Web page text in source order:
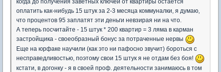
оплатить как-нибудь 15 штук за 2-3 месяца коммуналки, я думаю,
что процентов 95 заплатят эти деньги невзирая ни на что.
А теперь посчитайте - 15 штук * 200 квартир = 3 ляма в карман
застройщика - своеобразный бонус за потраченные нервы
Еще на юрфаке научили (как это ни пафосно звучит) бороться с
несправедливостью, поэтому свои 15 штук я не отдам без боя!
кстати, в догонку - я в своей проф. деятельности занимаюсь в том